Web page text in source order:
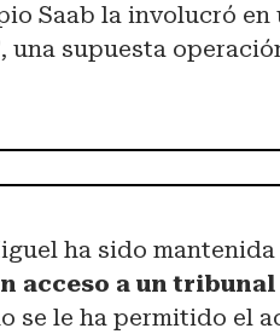
Saab la involucró
, una supuesta
ha sido
acceso a un
se le ha permitido el